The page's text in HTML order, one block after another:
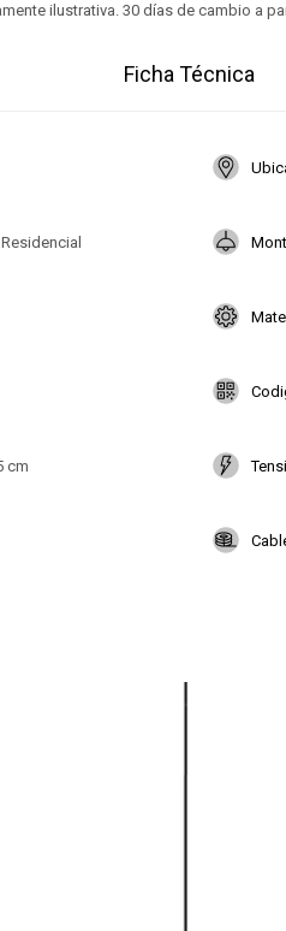
ilustrativa. 30 días de cambio a
Ficha Técnica
cm